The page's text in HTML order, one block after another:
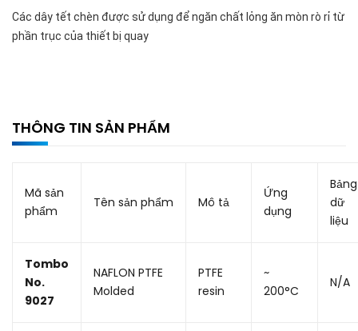
Các dây tết chèn được sử dụng để ngăn chất lỏng ăn mòn rò rỉ từ
phần trục của thiết bị quay
THÔNG TIN SẢN PHẨM
Mã sản
phẩm
Tên sản phẩm Mô tả
Ứng
dụng
Bảng
dữ
liệu
Tombo
No.
9027
NAFLON PTFE
Molded
PTFE
resin
~
200°C
N/A